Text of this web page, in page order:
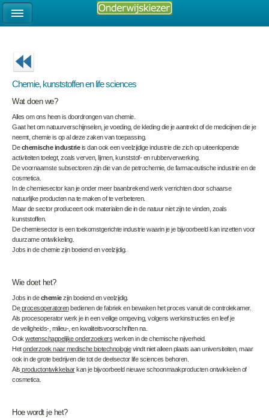
Chemie, kunststoffen en life sciences
Wat doen we?
Alles om ons heen is doordrongen van chemie.
Gaat het om natuurverschijnselen, je voeding, de kleding die je aantrekt of de medicijnen die je
neemt, chemie is op al deze zaken van toepassing.
Dechemische industrieis dan ook een veelzijdige industrie die zich op uiteenlopende
activiteiten toelegt, zoals verven, lijmen, kunststof- en rubberverwerking.
De voornaamste subsectoren zijn die van de petrochemie, de farmaceutische industrie en de
cosmetica.
In de chemiesector kan je onder meer baanbrekend werk verrichten door schaarse
natuurlijke producten na te maken of te verbeteren.
Maar de sector produceert ook materialen die in de natuur niet zijn te vinden, zoals
kunststoffen.
De chemiesector is een toekomstgerichte industrie waarin je je bijvoorbeeld kan inzetten voor
duurzame ontwikkeling.
Jobs in de chemie zijn boeiend en veelzijdig.
Wie doet het?
Jobs in dechemiezijn boeiend en veelzijdig.
Deprocesoperatorenbedienen de fabriek en bewaken het proces vanuit de controlekamer.
Als procesoperator werk je in een veilige omgeving, volgens werkinstructies en leef je
de veiligheids-, milieu-, en kwaliteitsvoorschriften na.
Ook wetenschappelijke onderzoekers werken in de chemische nijverheid.
Hetonderzoek naar medische biotechnologievindt niet alleen plaats aan universiteiten, maar
ook in de grote bedrijven die tot de deelsector life sciences behoren.
Als productontwikkelaarkan je bijvoorbeeld nieuwe schoonmaakproducten ontwikkelen of
cosmetica.
Hoe wordt je het?